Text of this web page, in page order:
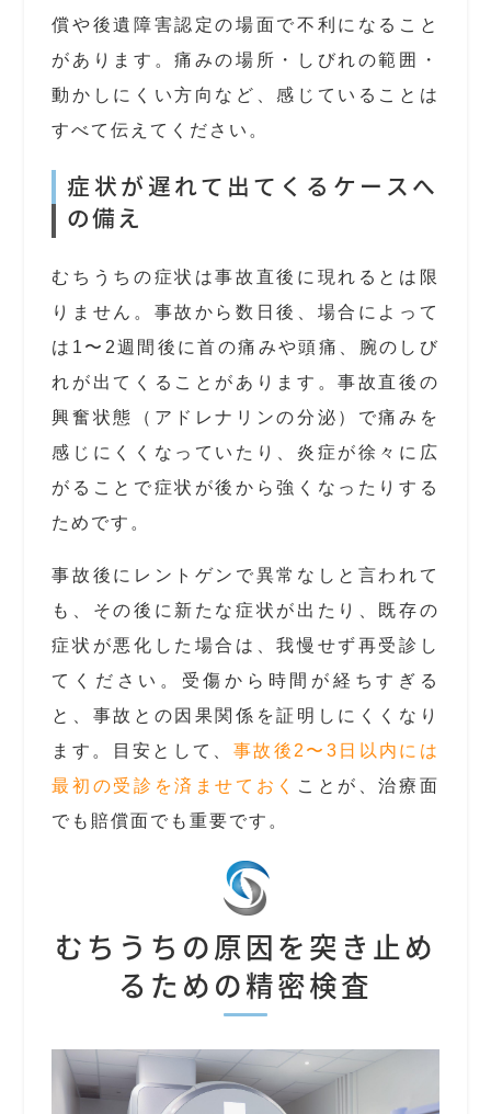
償や後遺障害認定の場面で不利になること
があります。痛みの場所・しびれの範囲・
動かしにくい方向など、感じていることは
すべて伝えてください。
症状が遅れて出てくるケースへ
の備え
むちうちの症状は事故直後に現れるとは限
りません。事故から数日後、場合によって
は1〜2週間後に首の痛みや頭痛、腕のしび
れが出てくることがあります。事故直後の
興奮状態（アドレナリンの分泌）で痛みを
感じにくくなっていたり、炎症が徐々に広
がることで症状が後から強くなったりする
ためです。
事故後にレントゲンで異常なしと言われて
も、その後に新たな症状が出たり、既存の
症状が悪化した場合は、我慢せず再受診し
てください。受傷から時間が経ちすぎる
と、事故との因果関係を証明しにくくなり
ます。目安として、 事故後2〜3日以内には
最初の受診を済ませておく
ことが、治療面
でも賠償面でも重要です。
むちうちの原因を突き止め
るための精密検査